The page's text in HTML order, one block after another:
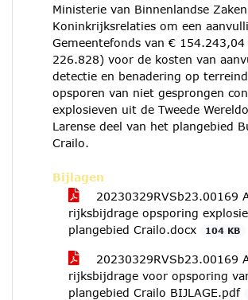
Ministerie van Binnenlandse
Koninkrijksrelaties om een
Gemeentefonds van €
226.828) voor de kosten van
detectie en benadering op
opsporen van niet gesprongen
explosieven uit de Tweede
Larense deel van het plangebied
Crailo.
Bijlagen
20230329RVSb23.00169
rijksbijdrage opsporing
plangebied Crailo.docx
104 KB
20230329RVSb23.00169
rijksbijdrage voor opsporing
plangebied Crailo BIJLAGE.pdf